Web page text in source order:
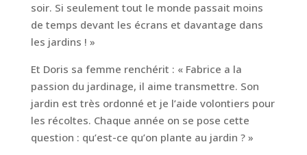
soir. Si seulement tout le monde passait moins
de temps devant les écrans et davantage dans
les jardins ! »
Et Doris sa femme renchérit : « Fabrice a la
passion du jardinage, il aime transmettre. Son
jardin est très ordonné et je l’aide volontiers pour
les récoltes. Chaque année on se pose cette
question : qu’est-ce qu’on plante au jardin ? »